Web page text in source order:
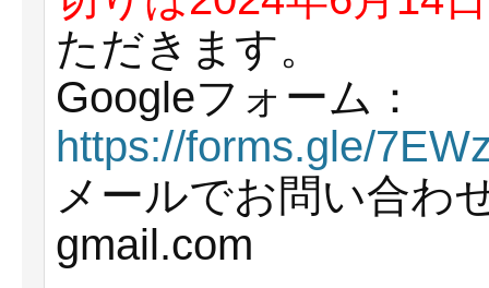
ただきます。
Googleフォーム：
https://forms.gle/
メールでお問い合わ
gmail.com